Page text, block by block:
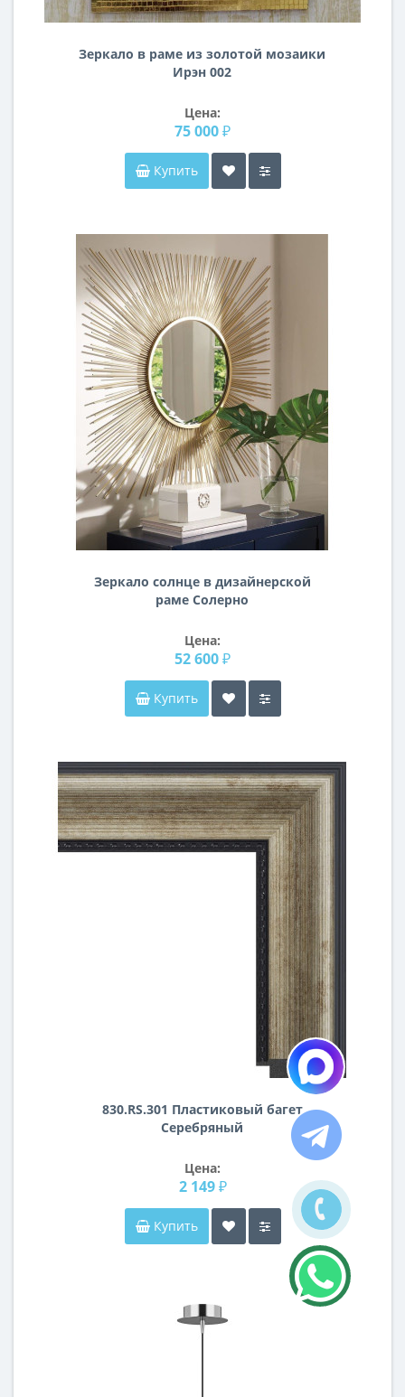
Зеркало в раме из золотой мозаики
Ирэн 002
Цена:
75 000 ₽
Купить
Зеркало солнце в дизайнерской
раме Солерно
Цена:
52 600 ₽
Купить
830.RS.301 Пластиковый багет
Серебряный
Цена:
2 149 ₽
Купить